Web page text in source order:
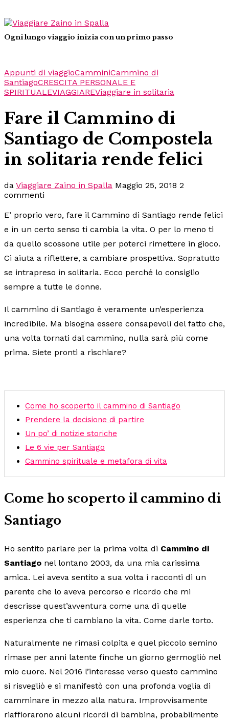
Ogni lungo viaggio inizia con un primo passo
Appunti di viaggioCamminiCammino di
SantiagoCRESCITA PERSONALE E
SPIRITUALEVIAGGIAREViaggiare in solitaria
Fare il Cammino di
Santiago de Compostela
in solitaria rende felici
da Viaggiare Zaino in Spalla Maggio 25, 2018 2
commenti
E’ proprio vero, fare il Cammino di Santiago rende felici
e in un certo senso ti cambia la vita. O per lo meno ti
da quello scossone utile per poterci rimettere in gioco.
Ci aiuta a riflettere, a cambiare prospettiva. Sopratutto
se intrapreso in solitaria. Ecco perché lo consiglio
sempre a tutte le donne.
Il cammino di Santiago è veramente un’esperienza
incredibile. Ma bisogna essere consapevoli del fatto che,
una volta tornati dal cammino, nulla sarà più come
prima. Siete pronti a rischiare?
Come ho scoperto il cammino di Santiago
Prendere la decisione di partire
Un po’ di notizie storiche
Le 6 vie per Santiago
Cammino spirituale e metafora di vita
Come ho scoperto il cammino di
Santiago
Ho sentito parlare per la prima volta di Cammino di
Santiago nel lontano 2003, da una mia carissima
amica. Lei aveva sentito a sua volta i racconti di un
parente che lo aveva percorso e ricordo che mi
descrisse quest’avventura come una di quelle
esperienza che ti cambiano la vita. Come darle torto.
Naturalmente ne rimasi colpita e quel piccolo semino
rimase per anni latente finche un giorno germogliò nel
mio cuore. Nel 2016 l’interesse verso questo cammino
si risvegliò e si manifestò con una profonda voglia di
camminare in mezzo alla natura. Improvvisamente
riaffiorarono alcuni ricordi di bambina, probabilmente